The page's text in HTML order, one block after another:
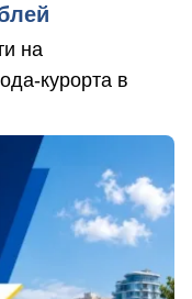
на
курорта в